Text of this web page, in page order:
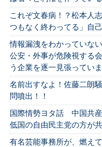
これぞ文春病！？松本人
つもなく終わってる」自
情報漏洩をわかっていな
公安・外事が危険視する
う企業を逐一見張っていま
名前出すなよ！佐藤二朗
問噴出！！
国際情勢ヨタ話 中国共
低国の自由民主党の方が
有名芸能事務所が、燃え